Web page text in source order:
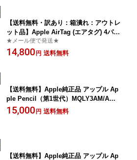
【送料無料・訳あり：箱潰れ：アウトレ
ット品】Apple AirTag (エアタグ) 4パッ
ク MX542BE/AまたはMX542AM/A【新
品】
★メール便で発送★
14,800 円 送料無料
【送料無料】Apple純正品 アップル Ap
ple Pencil（第1世代）MQLY3AM/Aま
たはMQLY3ZA/A【新品・並行輸入品】
15,000 円 送料無料
【送料無料】Apple純正品 アップル Ap